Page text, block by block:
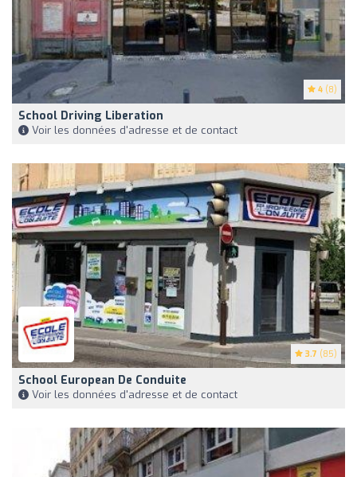
4 (8)
School Driving Liberation
Voir les données d'adresse et de contact
3.7 (85)
School European De Conduite
Voir les données d'adresse et de contact